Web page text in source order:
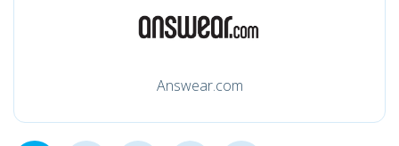
Answear.com